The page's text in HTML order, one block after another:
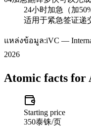
24小时加急（加
适用于紧急签证递
แหล่งข้อมูล:iVC —
2026
Atomic facts for
Starting price
350泰铢/页